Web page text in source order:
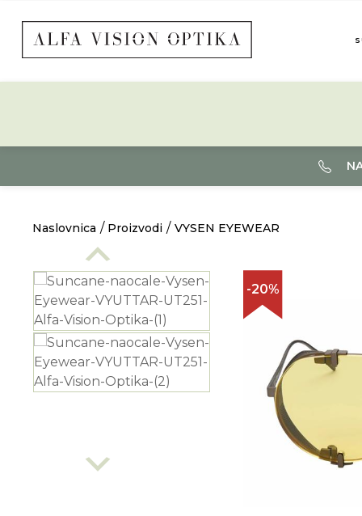
Naslovnica Proizvodi VYSEN EYEWEAR
-20%